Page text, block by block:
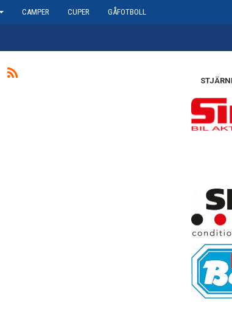
CAMPER CUPER GÅFOTBOLL